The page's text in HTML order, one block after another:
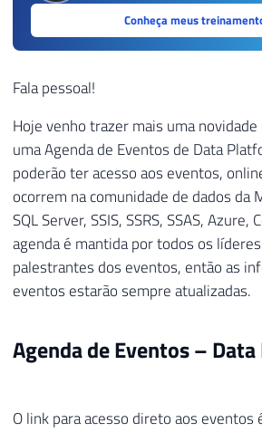
Conheça meus
Fala pessoal!
Hoje venho trazer mais uma novidade
uma Agenda de Eventos de Data
poderão ter acesso aos eventos,
ocorrem na comunidade de dados da
SQL Server, SSIS, SSRS, SSAS, Azure,
agenda é mantida por todos os
palestrantes dos eventos, então as
eventos estarão sempre atualizadas.
Agenda de Eventos –
O link para acesso direto aos eventos